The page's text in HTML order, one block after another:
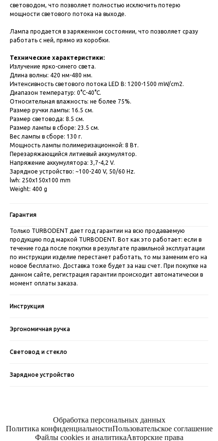
световодом, что позволяет полностью исключить потерю
мощности светового потока на выходе.
Лампа продается в заряженном состоянии, что позволяет сразу
работать с ней, прямо из коробки.
Технические характеристики:
Излучение ярко-синего света.
Длина волны: 420 нм-480 нм.
Интенсивность светового потока LED B: 1200-1500 mW/cm2.
Диапазон температур: 0°С-40°С.
Относительная влажность: не более 75%.
Размер ручки лампы: 16.5 см.
Размер световода: 8.5 см.
Размер лампы в сборе: 23.5 см.
Вес лампы в сборе: 130 г.
Мощность лампы полимеризационной: 8 Вт.
Перезаряжающийся литиевый аккумулятор.
Напряжение аккумулятора: 3,7-4,2 V.
Зарядное устройство: ~100-240 V, 50/60 Hz.
lwh: 250x150x100 mm
Weight: 400 g
Гарантия
Только TURBODENT дает год гарантии на всю продаваемую
продукцию под маркой TURBODENT. Вот как это работает: если в
течение года после покупки в результате правильной эксплуатации
по инструкции изделие перестанет работать, то мы заменим его на
новое бесплатно. Доставка тоже будет за наш счет. При покупке на
данном сайте, регистрация гарантии происходит автоматически в
момент оплаты заказа.
Инструкция
Эргономичная ручка
Световод и стекло
Зарядное устройство
Обработка персональных данных
Политика конфиденциальностиПользовательское соглашение
Файлы cookies и аналитикаАвторские права